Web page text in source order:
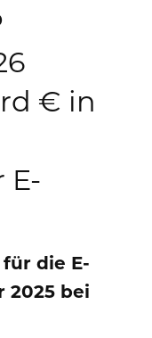
Risiko
€ in
die E-
2025 bei